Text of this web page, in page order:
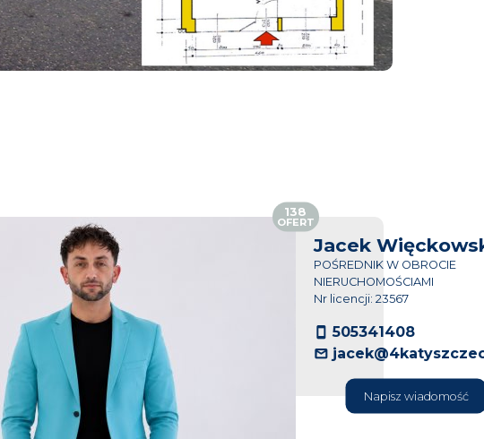
Jacek
POŚREDNIK W OBROCIE
NIERUCHOMOŚCIAMI
Nr licencji: 23567
505341408
Napisz wiadomość
138
OFERT